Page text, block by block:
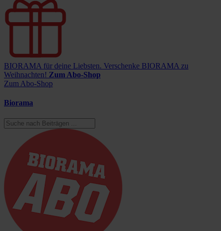
BIORAMA für deine Liebsten. Verschenke BIORAMA zu
Weihnachten! Zum Abo-Shop
Zum Abo-Shop
Biorama